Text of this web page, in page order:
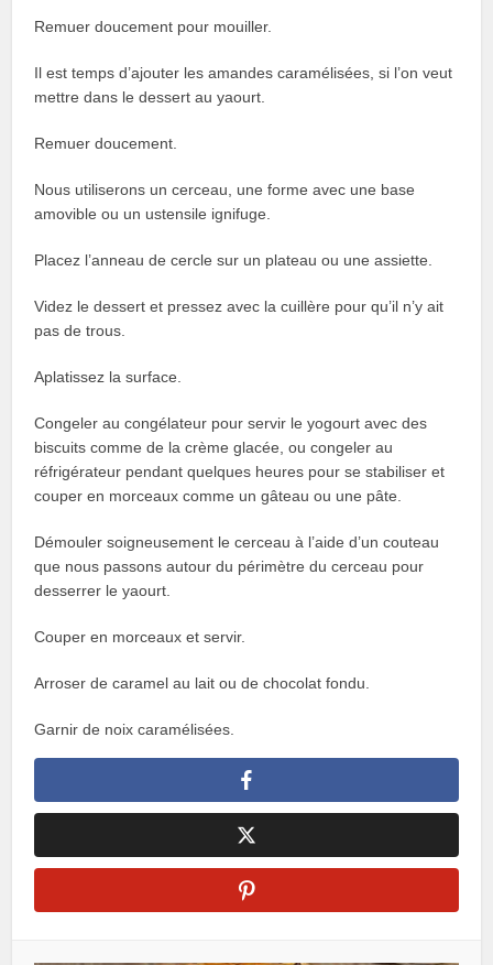
Remuer doucement pour mouiller.
Il est temps d’ajouter les amandes caramélisées, si l’on veut
mettre dans le dessert au yaourt.
Remuer doucement.
Nous utiliserons un cerceau, une forme avec une base
amovible ou un ustensile ignifuge.
Placez l’anneau de cercle sur un plateau ou une assiette.
Videz le dessert et pressez avec la cuillère pour qu’il n’y ait
pas de trous.
Aplatissez la surface.
Congeler au congélateur pour servir le yogourt avec des
biscuits comme de la crème glacée, ou congeler au
réfrigérateur pendant quelques heures pour se stabiliser et
couper en morceaux comme un gâteau ou une pâte.
Démouler soigneusement le cerceau à l’aide d’un couteau
que nous passons autour du périmètre du cerceau pour
desserrer le yaourt.
Couper en morceaux et servir.
Arroser de caramel au lait ou de chocolat fondu.
Garnir de noix caramélisées.